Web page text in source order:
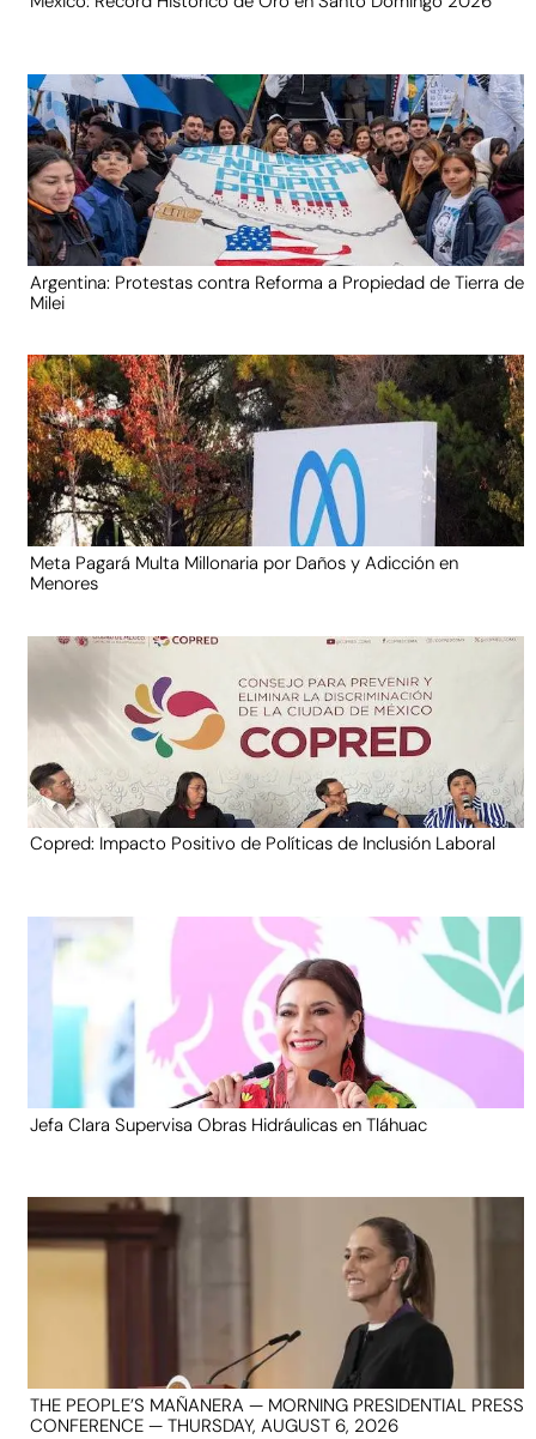
Argentina: Protestas contra Reforma a Propiedad de Tierra de
Milei
Meta Pagará Multa Millonaria por Daños y Adicción en
Menores
Copred: Impacto Positivo de Políticas de Inclusión Laboral
Jefa Clara Supervisa Obras Hidráulicas en Tláhuac
THE PEOPLE’S MAÑANERA — MORNING PRESIDENTIAL PRESS
CONFERENCE — THURSDAY, AUGUST 6, 2026